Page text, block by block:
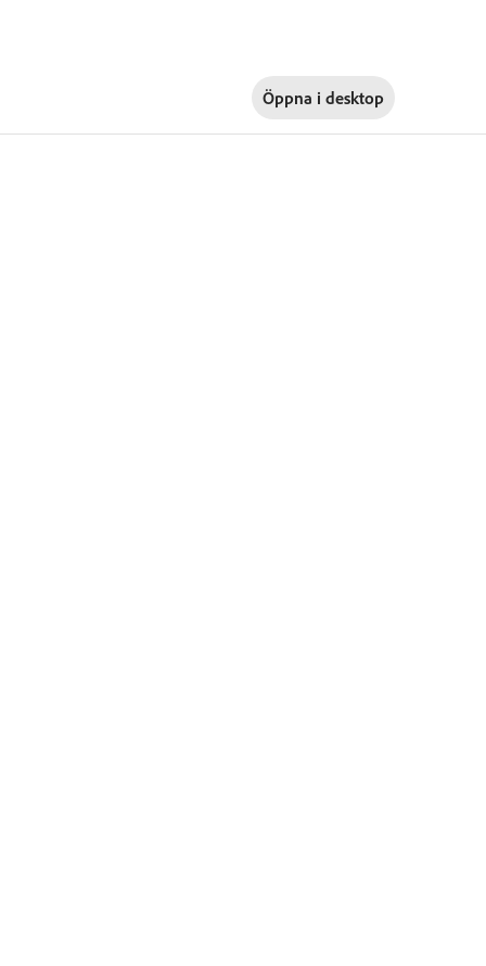
Öppna i desktop